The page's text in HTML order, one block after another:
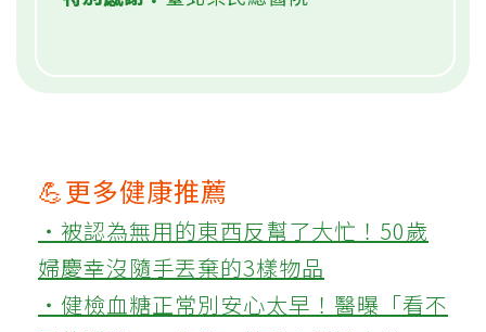
💪更多健康推薦
‧被認為無用的東西反幫了大忙！50歲
婦慶幸沒隨手丟棄的3樣物品
‧健檢血糖正常別安心太早！醫曝「看不